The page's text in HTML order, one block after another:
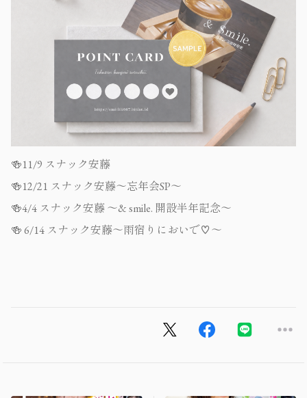
🍻11/9 スナック安藤
🍻12/21 スナック安藤〜忘年会SP〜
🍻4/4 スナック安藤 〜& smile. 開設半年記念〜
🍻6/14 スナック安藤〜雨宿りにおいで♡〜